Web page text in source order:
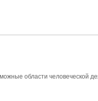
области человеческой